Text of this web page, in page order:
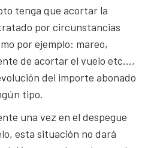
tenga que acortar la
por circunstancias
por ejemplo: mareo,
de acortar el vuelo etc…,
del importe abonado
tipo.
una vez en el despegue
esta situación no dará